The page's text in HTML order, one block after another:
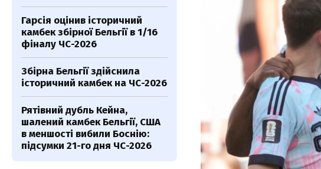
Гарсія оцінив історичний
камбек збірної Бельгії в 1/16
фіналу ЧС-2026
Збірна Бельгії здійснила
історичний камбек на ЧС-2026
Рятівний дубль Кейна,
шалений камбек Бельгії, США
в меншості вибили Боснію:
підсумки 21-го дня ЧС-2026